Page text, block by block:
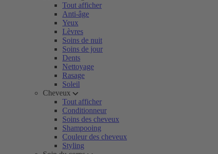
Tout afficher
Anti-âge
Yeux
Lèvres
Soins de nuit
Soins de jour
Dents
Nettoyage
Rasage
Soleil
Cheveux
Tout afficher
Conditionneur
Soins des cheveux
Shampooing
Couleur des cheveux
Styling